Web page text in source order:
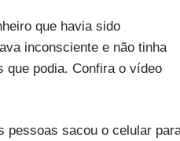
que havia sido
inconsciente e não tinha
que podia. Confira o vídeo
pessoas sacou o celular